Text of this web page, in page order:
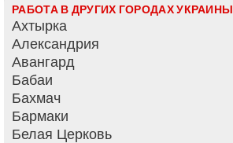
РАБОТА В ДРУГИХ ГОРОДАХ УКРАИНЫ
Ахтырка
Александрия
Авангард
Бабаи
Бахмач
Бармаки
Белая Церковь